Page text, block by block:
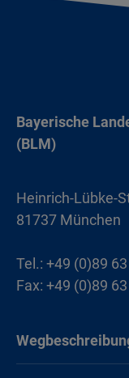
Bayerische
(BLM)
Heinrich-Lübke-
81737 München
Tel.: +49 (0)89
Fax: +49 (0)89